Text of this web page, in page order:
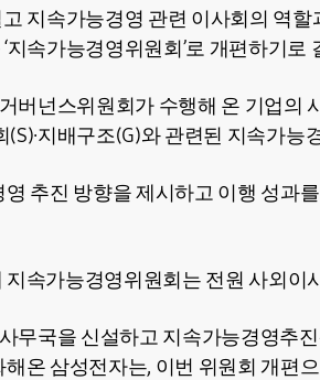
지속가능경영 관련 이사회의 역
지속가능경영위원회’로 개편하기로
버넌스위원회가 수행해 온 기업의
(S)∙지배구조(G)와 관련된 지속가
추진 방향을 제시하고 이행 성과
속가능경영위원회는 전원 사외이
무국을 신설하고 지속가능경영추
온 삼성전자는, 이번 위원회 개편